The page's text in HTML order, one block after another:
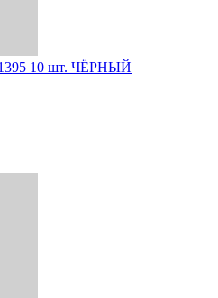
1395 10 шт. ЧЁРНЫЙ